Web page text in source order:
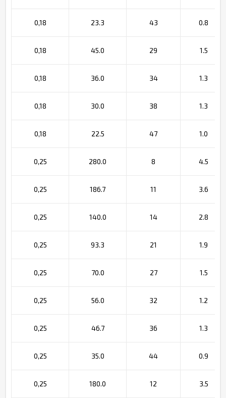
0,18 23.3 43 0.8
0,18 45.0 29 1.5
0,18 36.0 34 1.3
0,18 30.0 38 1.3
0,18 22.5 47 1.0
0,25 280.0 8 4.5
0,25 186.7 11 3.6
0,25 140.0 14 2.8
0,25 93.3 21 1.9
0,25 70.0 27 1.5
0,25 56.0 32 1.2
0,25 46.7 36 1.3
0,25 35.0 44 0.9
0,25 180.0 12 3.5